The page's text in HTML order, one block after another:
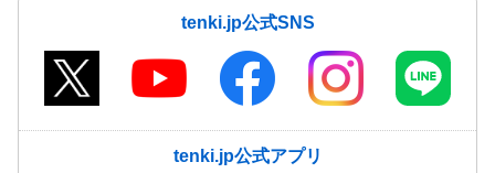
tenki.jp公式SNS
tenki.jp公式アプリ